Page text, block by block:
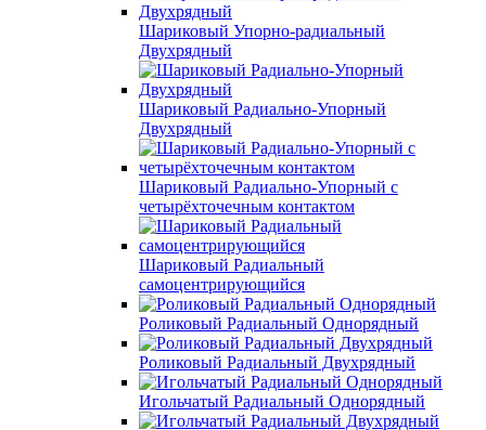
Шариковый Упорно-радиальный
Двухрядный
Шариковый Радиально-Упорный
Двухрядный
Шариковый Радиально-Упорный с
четырёхточечным контактом
Шариковый Радиальный
самоцентрирующийся
Роликовый Радиальный Однорядный
Роликовый Радиальный Двухрядный
Игольчатый Радиальный Однорядный